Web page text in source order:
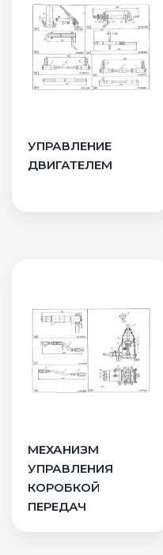
УПРАВЛЕНИЕ
ДВИГАТЕЛЕМ
МЕХАНИЗМ
УПРАВЛЕНИЯ
КОРОБКОЙ
ПЕРЕДАЧ